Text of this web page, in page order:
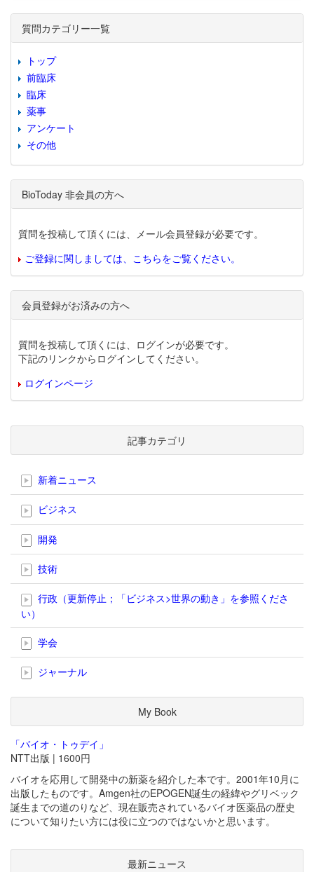
質問カテゴリー一覧
トップ
前臨床
臨床
薬事
アンケート
その他
BioToday 非会員の方へ
質問を投稿して頂くには、メール会員登録が必要です。
ご登録に関しましては、こちらをご覧ください。
会員登録がお済みの方へ
質問を投稿して頂くには、ログインが必要です。
下記のリンクからログインしてください。
ログインページ
記事カテゴリ
新着ニュース
ビジネス
開発
技術
行政（更新停止；「ビジネス>世界の動き」を参照くださ
い）
学会
ジャーナル
My Book
「バイオ・トゥデイ」
NTT出版 | 1600円
バイオを応用して開発中の新薬を紹介した本です。2001年10月に
出版したものです。Amgen社のEPOGEN誕生の経緯やグリベック
誕生までの道のりなど、現在販売されているバイオ医薬品の歴史
について知りたい方には役に立つのではないかと思います。
最新ニュース